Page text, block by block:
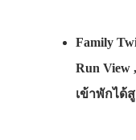
Family
Run View
เข้าพักได้